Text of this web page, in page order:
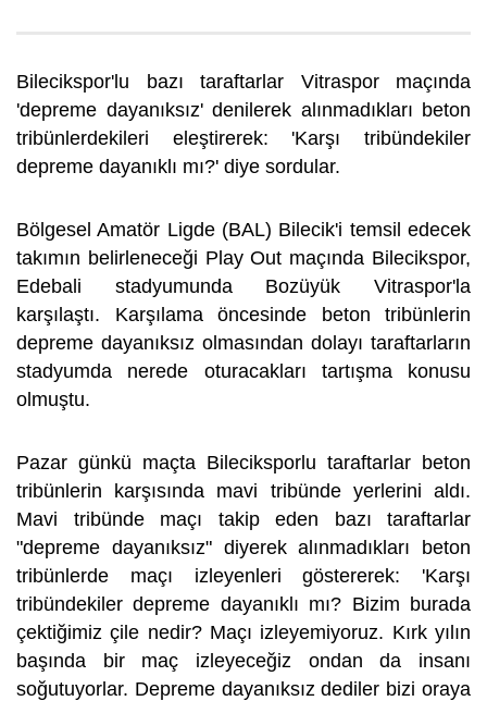
Bilecikspor'lu bazı taraftarlar Vitraspor maçında
'depreme dayanıksız' denilerek alınmadıkları beton
tribünlerdekileri eleştirerek: 'Karşı tribündekiler
depreme dayanıklı mı?' diye sordular.
Bölgesel Amatör Ligde (BAL) Bilecik'i temsil edecek
takımın belirleneceği Play Out maçında Bilecikspor,
Edebali stadyumunda Bozüyük Vitraspor'la
karşılaştı. Karşılama öncesinde beton tribünlerin
depreme dayanıksız olmasından dolayı taraftarların
stadyumda nerede oturacakları tartışma konusu
olmuştu.
Pazar günkü maçta Bileciksporlu taraftarlar beton
tribünlerin karşısında mavi tribünde yerlerini aldı.
Mavi tribünde maçı takip eden bazı taraftarlar
"depreme dayanıksız" diyerek alınmadıkları beton
tribünlerde maçı izleyenleri göstererek: 'Karşı
tribündekiler depreme dayanıklı mı? Bizim burada
çektiğimiz çile nedir? Maçı izleyemiyoruz. Kırk yılın
başında bir maç izleyeceğiz ondan da insanı
soğutuyorlar. Depreme dayanıksız dediler bizi oraya